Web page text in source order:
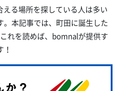
る場所を探している人は多い
本記事では、町田に誕生した
れを読めば、bomnalが提供す